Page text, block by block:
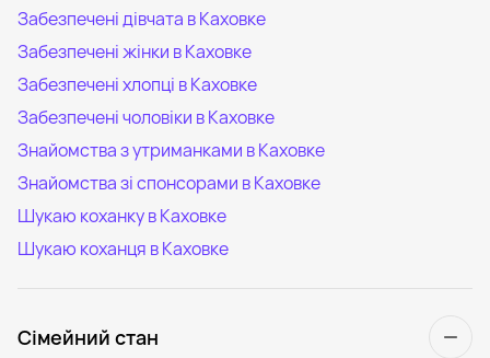
Забезпечені дівчата в Каховке
Забезпечені жінки в Каховке
Забезпечені хлопці в Каховке
Забезпечені чоловіки в Каховке
Знайомства з утриманками в Каховке
Знайомства зі спонсорами в Каховке
Шукаю коханку в Каховке
Шукаю коханця в Каховке
Сімейний стан